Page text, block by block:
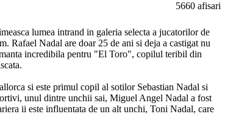
5660 afisari
lumea intrand in galeria selecta a jucatorilor de
Rafael Nadal are doar 25 de ani si deja a castigat nu
incredibila pentru "El Toro", copilul teribil din
si este primul copil al sotilor Sebastian Nadal si
unul dintre unchii sai, Miguel Angel Nadal a fost
ii este influentata de un alt unchi, Toni Nadal, care